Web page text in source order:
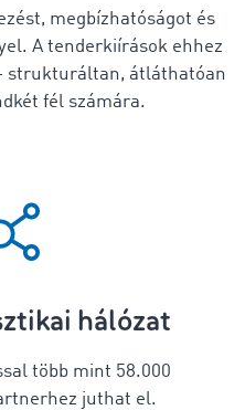
megbízhatóságot és
A tenderkiírások ehhez
strukturáltan, átláthatóan
fél számára.
hálózat
több mint 58.000
juthat el.